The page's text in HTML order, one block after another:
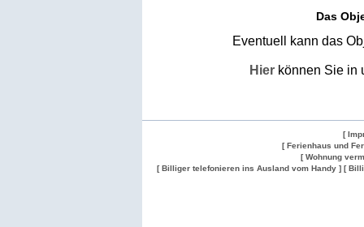
Das
Eventuell kann das
Hier können Sie in
[
[ Ferienhaus und
[ Wohnung
[ Billiger telefonieren ins Ausland vom Handy ] [